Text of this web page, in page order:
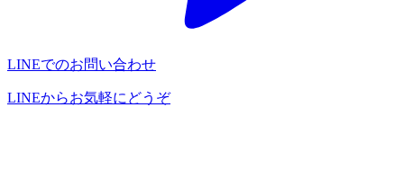
LINEでのお問い合わせ
LINEからお気軽にどうぞ